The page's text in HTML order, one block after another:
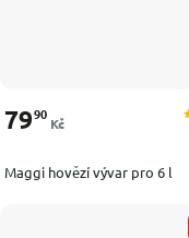
Maggi hovězí vývar pro 6 l
7990
Kč